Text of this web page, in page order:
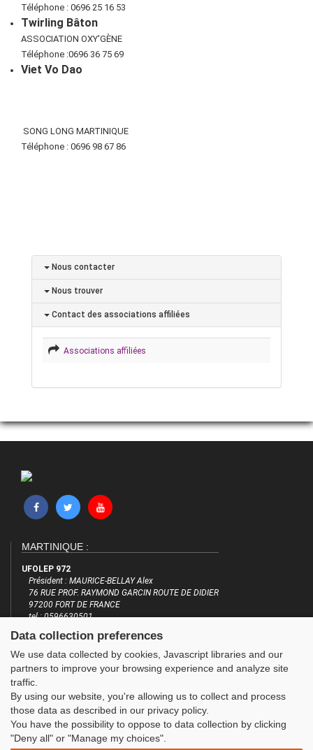
Téléphone : 0696 25 16 53
Twirling Bâton
ASSOCIATION OXY'GÈNE
Téléphone :0696 36 75 69
Viet Vo Dao
SONG LONG MARTINIQUE
Téléphone : 0696 98 67 86
Nous contacter
Nous trouver
Contact des associations affiliées
Associations affiliées
MARTINIQUE :
UFOLEP 972
Président : MAURICE-BELLAY Alex
76 RUE PROF. RAYMOND GARCIN ROUTE DE DIDIER
97200 FORT DE FRANCE
tel : 0596630501
http://www.cd.ufolep.org/martinique
INFORMATIONS
Plan du site
FAQ
Mentions légales
Administration
LES SITES DE L'UFOLEP
Communication Asso
Inscriptions évènements
Data collection preferences
We use data collected by cookies, Javascript libraries and our
partners to improve your browsing experience and analyze site
traffic.
By using our website, you're allowing us to collect and process
those data as described in our privacy policy.
You have the possibility to oppose to data collection by clicking
"Deny all" or "Manage my choices".